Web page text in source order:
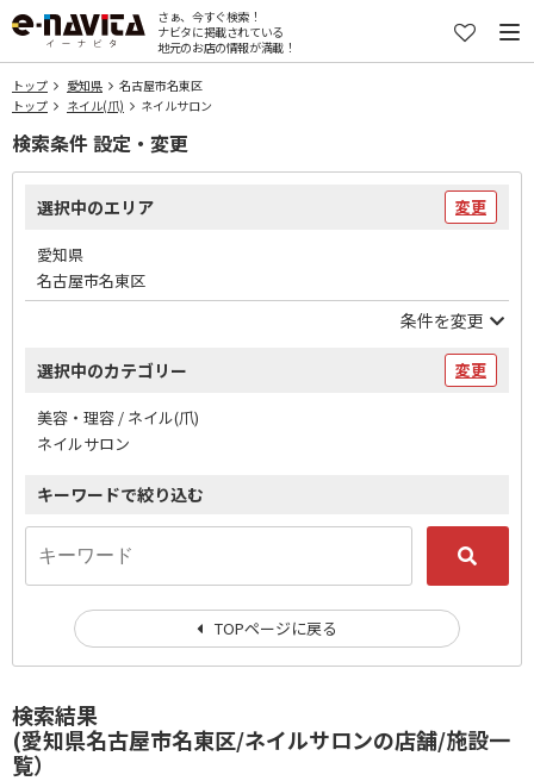
さぁ、今すぐ検索！
ナビタに掲載されている
地元のお店の情報が満載！
トップ 愛知県
名古屋市名東区
トップ
ネイル(爪) ネイルサロン
検索結果
(愛知県名古屋市名東区/ネイルサロンの店舗/施設一
覧）
検索条件 設定・変更
選択中のエリア 変更
愛知県
名古屋市名東区
条件を変更
選択中のカテゴリー 変更
美容・理容 / ネイル(爪)
ネイルサロン
キーワードで絞り込む
TOPページに戻る